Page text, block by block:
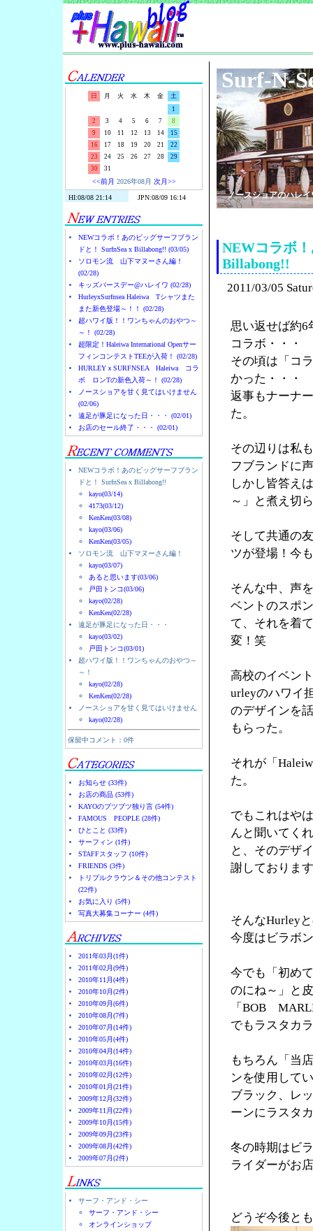
日 月 火 水 木 金
土
1
2
3 4 5 6 7
8
9
10 11 12 13 14
15
16
17 18 19 20 21
22
23
24 25 26 27 28
29
30
31
<<前月 2026年08月 次月>>
NEWコラボ！あのビッグサーフブラン
ドと！ SurfnSea x Billabong!! (03/05)
ソロモン流 山下マヌーさん編！
(02/28)
キッズバースデー@ハレイワ (02/28)
HurleyxSurfnsea Haleiwa Tシャツまた
また新色登場～！！ (02/28)
超ハワイ版！！ワンちゃんのおやつ～
～！ (02/28)
超限定！Haleiwa International Openサー
フィンコンテストTEEが入荷！ (02/28)
HURLEYｘSURFNSEA Haleiwa コラ
ボ ロンTの新色入荷～！ (02/28)
ノースショアを甘く見てはいけません
(02/06)
遠足が豚足になった日・・・ (02/01)
お店のセール終了・・・ (02/01)
NEWコラボ！あのビッグサーフブラン
ドと！ SurfnSea x Billabong!!
kayo(03/14)
4173(03/12)
KenKen(03/08)
kayo(03/06)
KenKen(03/05)
ソロモン流 山下マヌーさん編！
kayo(03/07)
あると思います(03/06)
戸田トンコ(03/06)
kayo(02/28)
KenKen(02/28)
遠足が豚足になった日・・・
kayo(03/02)
戸田トンコ(03/01)
超ハワイ版！！ワンちゃんのおやつ～
～！
kayo(02/28)
KenKen(02/28)
ノースショアを甘く見てはいけません
kayo(02/28)
保留中コメント：0件
お知らせ (33件)
お店の商品 (53件)
KAYOのブツブツ独り言 (54件)
FAMOUS PEOPLE (28件)
ひとこと (33件)
サーフィン (1件)
STAFFスタッフ (10件)
FRIENDS (3件)
トリプルクラウン＆その他コンテスト
(22件)
お気に入り (5件)
写真大募集コーナー (4件)
2011年03月(1件)
2011年02月(9件)
2010年11月(4件)
2010年10月(2件)
2010年09月(6件)
2010年08月(7件)
2010年07月(14件)
2010年05月(4件)
2010年04月(14件)
2010年03月(16件)
2010年02月(12件)
2010年01月(21件)
2009年12月(32件)
2009年11月(22件)
2009年10月(15件)
2009年09月(23件)
2009年08月(42件)
2009年07月(2件)
サーフ・アンド・シー
サーフ・アンド・シー
オンラインショップ
Surf-N-
ノースショアのハレ
NEWコラボ
Billabong!!
2011/03/05
思い返せば約6
コラボ・・・
その頃は「コ
かった・・・
返事もナーナ
た。
その辺りは私
フブランドに
しかし皆答え
～」と煮え切
そして共通の
ツが登場！今
そんな中、声
ベントのスポ
て、それを着
変！笑
高校のイベン
urleyのハワイ
のデザインを
もらった。
それが「
た。
でもこれはや
んと聞いてく
と、そのデザ
謝しておりま
そんなHurley
今度はビラボ
今でも「初め
のにね～」と
「BOB
でもラスタカ
もちろん「当
ンを使用して
ブラック、レ
ーンにラスタ
冬の時期はビ
ライダーがお
どうぞ今後と